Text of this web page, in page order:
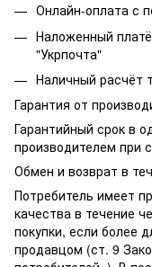
Онлайн-оплата с
Наложенный
"Укрпочта"
Наличный расчёт
Гарантия от
Гарантийный срок в
производителем при
Обмен и возврат в
Потребитель имеет
качества в течение
покупки, если более
продавцом (ст. 9